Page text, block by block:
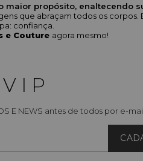
propósito, enaltecendo
que abraçam todos os
confiança.
e Couture agora mesmo!
E NEWS antes de todos por e-